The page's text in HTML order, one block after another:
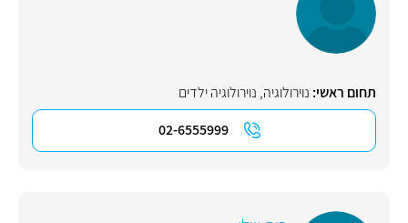
תחום ראשי: נוירולוגיה, נוירולוגיה ילדים
02-6555999